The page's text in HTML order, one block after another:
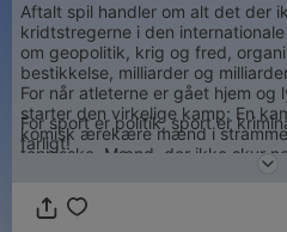
Aftalt spil handler om alt det der
kridtstregerne i den
om geopolitik, krig og fred,
bestikkelse, milliarder og
For når atleterne er gået hjem og
starter den virkelige kamp: En
komisk ærekære mænd i
tennissko. Mænd, der ikke skyr
penge, prestige og personlig
til kriminelle. Også selvom der er
Jan Jensen og Emil Rothstein
For sport er politik, sport er
farligt!